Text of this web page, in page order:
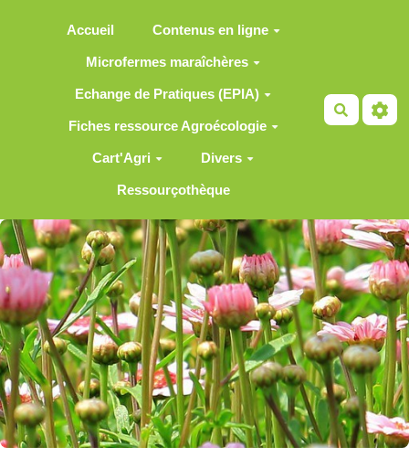
Accueil Contenus en ligne
Microfermes maraîchères
Echange de Pratiques (EPIA)
Fiches ressource Agroécologie
Cart'Agri Divers
Ressourçothèque